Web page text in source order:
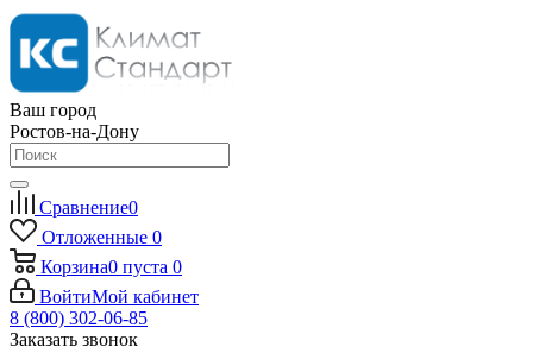
Ваш город
Ростов-на-Дону
Сравнение0
Отложенные 0
Корзина0 пуста 0
ВойтиМой кабинет
8 (800) 302-06-85
Заказать звонок